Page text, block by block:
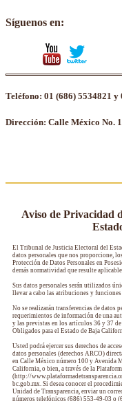
Síguenos en:
facebook
Teléfono: 01 (686) 5534821 y
Dirección: Calle México No.
Aviso de Privacidad
El Tribunal de Justicia Electoral del
datos personales que nos proporcione,
Protección de Datos Personales en
demás normatividad que resulte aplicable.
Sus datos personales serán utilizados
llevar a cabo las atribuciones y
No se realizarán transferencias de datos
requerimientos de información de una
y las previstas en los artículos 36 y 37
Obligados para el Estado de Baja
Usted podrá ejercer sus derechos de
datos personales (derechos ARCO)
en Calle México número 100 y Avenida
California, o bien, a través de la
(http://
bc.gob.mx. Si desea conocer el
Unidad de Transparencia, enviar un
números telefónicos (686) 553-49-03 o